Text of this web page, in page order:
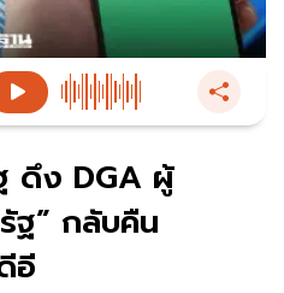
ดึง DGA ผู้
ฐ” กลับคืน
อี